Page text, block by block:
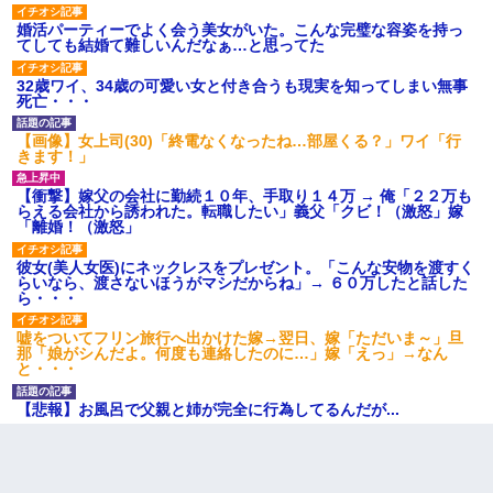
婚活パーティーでよく会う美女がいた。こんな完璧な容姿を持っ
てしても結婚て難しいんだなぁ…と思ってた
32歳ワイ、34歳の可愛い女と付き合うも現実を知ってしまい無事
死亡・・・
【画像】女上司(30)「終電なくなったね…部屋くる？」ワイ「行
きます！」
【衝撃】嫁父の会社に勤続１０年、手取り１４万 → 俺「２２万も
らえる会社から誘われた。転職したい」義父「クビ！（激怒」嫁
「離婚！（激怒」
彼女(美人女医)にネックレスをプレゼント。「こんな安物を渡すく
らいなら、渡さないほうがマシだからね」→ ６０万したと話した
ら・・・
嘘をついてフリン旅行へ出かけた嫁→翌日、嫁「ただいま～」旦
那「娘がシんだよ。何度も連絡したのに…」嫁「えっ」→なん
と・・・
【悲報】お風呂で父親と姉が完全に行為してるんだが...